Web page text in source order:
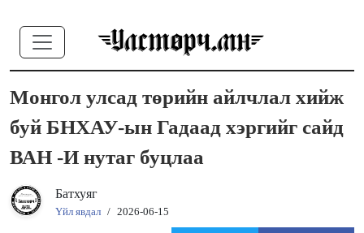
Монгол улсад төрийн айлчлал хийж
буй БНХАУ-ын Гадаад хэргийг сайд
ВАН -И нутаг буцлаа
Батхуяг
Үйл явдал / 2026-06-15